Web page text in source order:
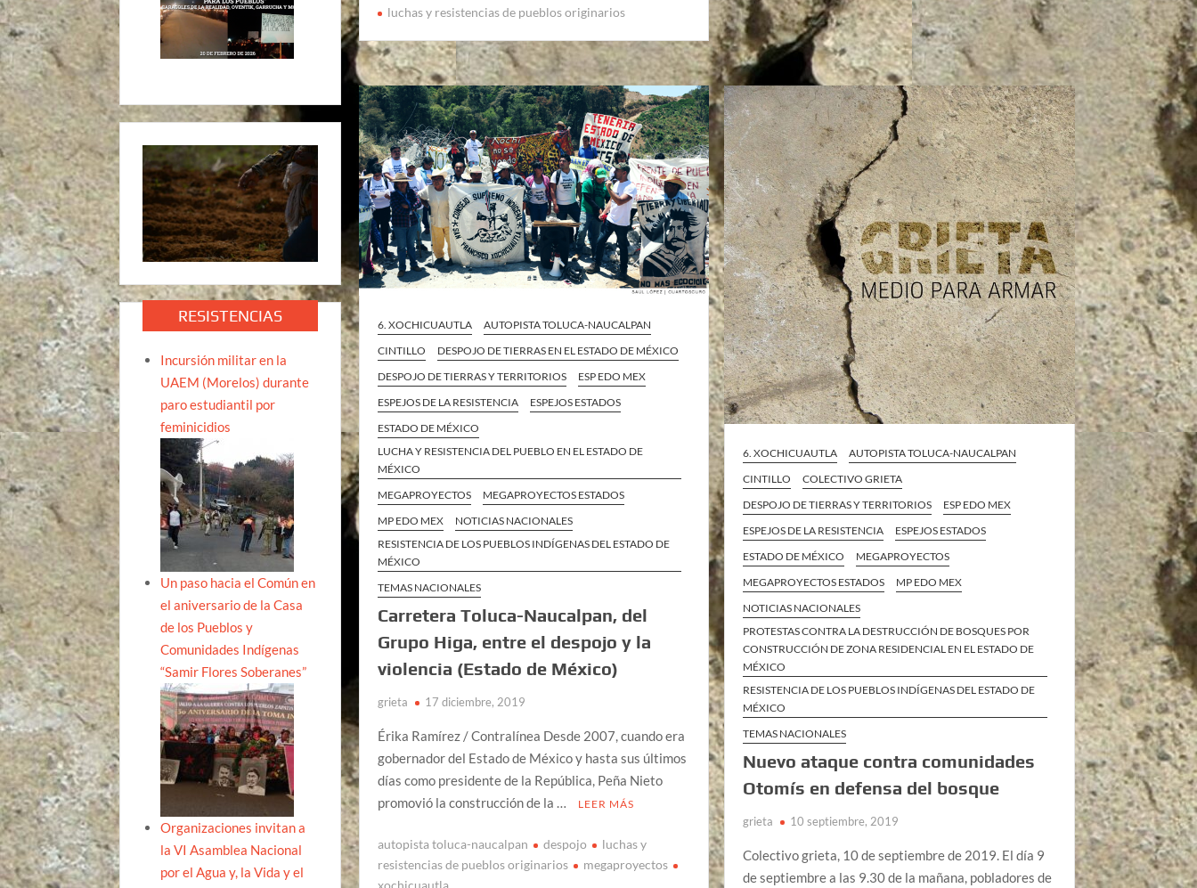
luchas y resistencias de pueblos originarios
6. XOCHICUAUTLA
AUTOPISTA TOLUCA-NAUCALPAN
CINTILLO
DESPOJO DE TIERRAS EN EL ESTADO DE MÉXICO
DESPOJO DE TIERRAS Y TERRITORIOS
ESP EDO MEX
ESPEJOS DE LA RESISTENCIA
ESPEJOS ESTADOS
ESTADO DE MÉXICO
LUCHA Y RESISTENCIA DEL PUEBLO EN EL ESTADO DE
MÉXICO
MEGAPROYECTOS
MEGAPROYECTOS ESTADOS
MP EDO MEX
NOTICIAS NACIONALES
RESISTENCIA DE LOS PUEBLOS INDÍGENAS DEL ESTADO DE
MÉXICO
TEMAS NACIONALES
Carretera Toluca-Naucalpan, del
Grupo Higa, entre el despojo y la
violencia (Estado de México)
grieta 17 diciembre, 2019
Érika Ramírez / Contralínea Desde 2007, cuando era
gobernador del Estado de México y hasta sus últimos
días como presidente de la República, Peña Nieto
promovió la construcción de la …
LEER MÁS
autopista toluca-naucalpan despojo
luchas y
resistencias de pueblos originarios
megaproyectos
6. XOCHICUAUTLA
AUTOPISTA TOLUCA-NAUCALPAN
CINTILLO
COLECTIVO GRIETA
DESPOJO DE TIERRAS Y TERRITORIOS
ESP EDO MEX
ESPEJOS DE LA RESISTENCIA
ESPEJOS ESTADOS
ESTADO DE MÉXICO
MEGAPROYECTOS
MEGAPROYECTOS ESTADOS
MP EDO MEX
NOTICIAS NACIONALES
PROTESTAS CONTRA LA DESTRUCCIÓN DE BOSQUES POR
CONSTRUCCIÓN DE ZONA RESIDENCIAL EN EL ESTADO DE
MÉXICO
RESISTENCIA DE LOS PUEBLOS INDÍGENAS DEL ESTADO DE
MÉXICO
TEMAS NACIONALES
Nuevo ataque contra comunidades
Otomís en defensa del bosque
grieta 10 septiembre, 2019
Colectivo grieta, 10 de septiembre de 2019. El día 9
de septiembre a las 9.30 de la mañana, pobladores de
RESISTENCIAS
Incursión militar en la
UAEM (Morelos) durante
paro estudiantil por
feminicidios
Un paso hacia el Común en
el aniversario de la Casa
de los Pueblos y
Comunidades Indígenas
“Samir Flores Soberanes”
Organizaciones invitan a
la VI Asamblea Nacional
por el Agua y, la Vida y el